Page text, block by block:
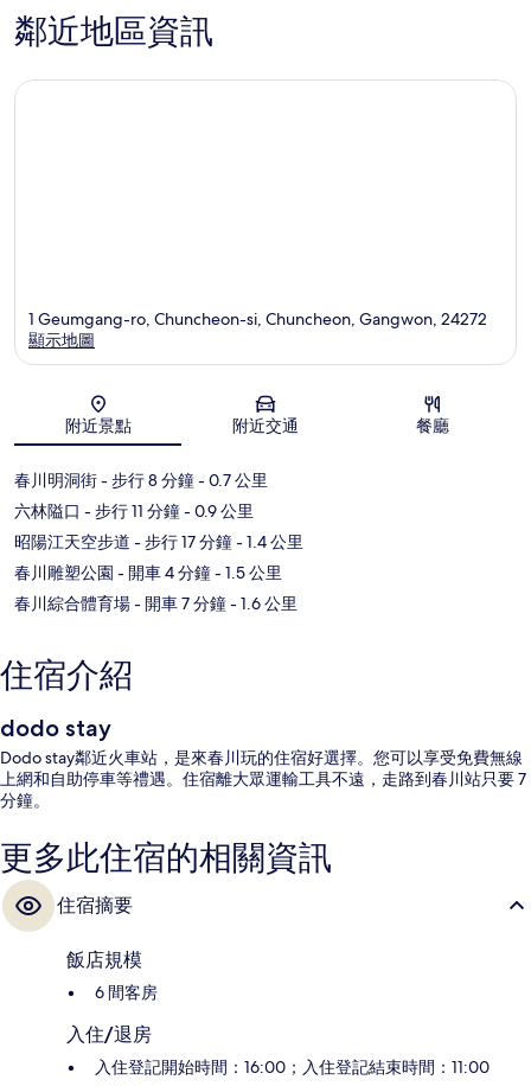
鄰近地區資訊
地圖
1 Geumgang-ro, Chuncheon-si, Chuncheon, Gangwon, 24272
顯示地圖
附近景點 附近交通 餐廳
春川明洞街- 步行 8 分鐘- 0.7 公里
六林隘口 - 步行 11 分鐘- 0.9 公里
昭陽江天空步道 - 步行 17 分鐘- 1.4 公里
春川雕塑公園 - 開車 4 分鐘- 1.5 公里
春川綜合體育場- 開車 7 分鐘- 1.6 公里
住宿介紹
dodo stay
Dodo stay鄰近火車站，是來春川玩的住宿好選擇。您可以享受免費無線
上網和自助停車等禮遇。住宿離大眾運輸工具不遠，走路到春川站只要 7
分鐘。
更多此住宿的相關資訊
住宿摘要
飯店規模
6 間客房
入住/退房
入住登記開始時間：16:00；入住登記結束時間：11:00